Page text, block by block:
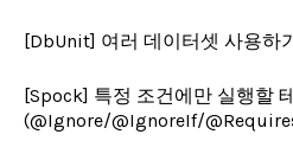
[DbUnit] 여러 데이터셋 사용하기
[Spock] 특정 조건에만 실행할
(@Ignore/@IgnoreIf/